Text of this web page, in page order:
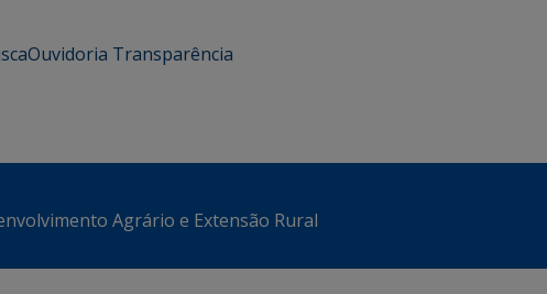
Ouvidoria Transparência
Agrário e Extensão Rural